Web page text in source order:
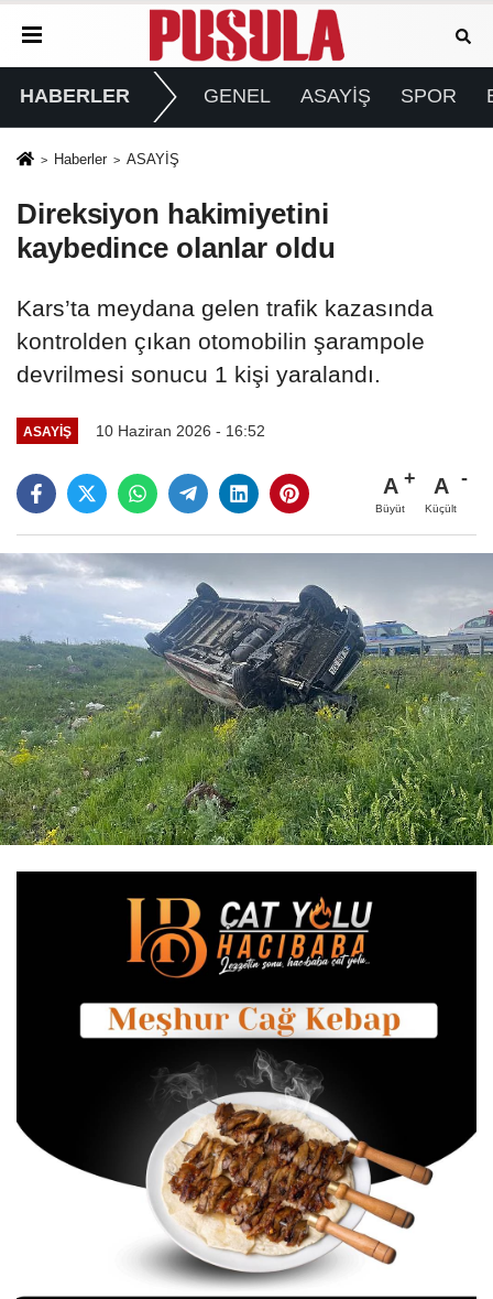
HABERLER GENEL ASAYİŞ SPOR
Haberler ASAYİŞ
Direksiyon hakimiyetini
kaybedince olanlar oldu
Kars’ta meydana gelen trafik kazasında
kontrolden çıkan otomobilin şarampole
devrilmesi sonucu 1 kişi yaralandı.
ASAYİŞ 10 Haziran 2026 - 16:52
A
Büyüt
A
Küçült